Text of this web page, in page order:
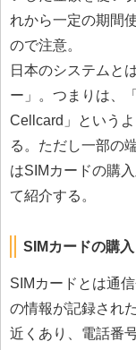
れから一定の期間
ので注意。
日本のシステムと
ー」。つまりは、
Cellcard」という
る。ただし一部の
はSIMカードの購
て紹介する。
SIMカードの購入
SIMカードとは通
の情報が記録され
近くあり、電話番